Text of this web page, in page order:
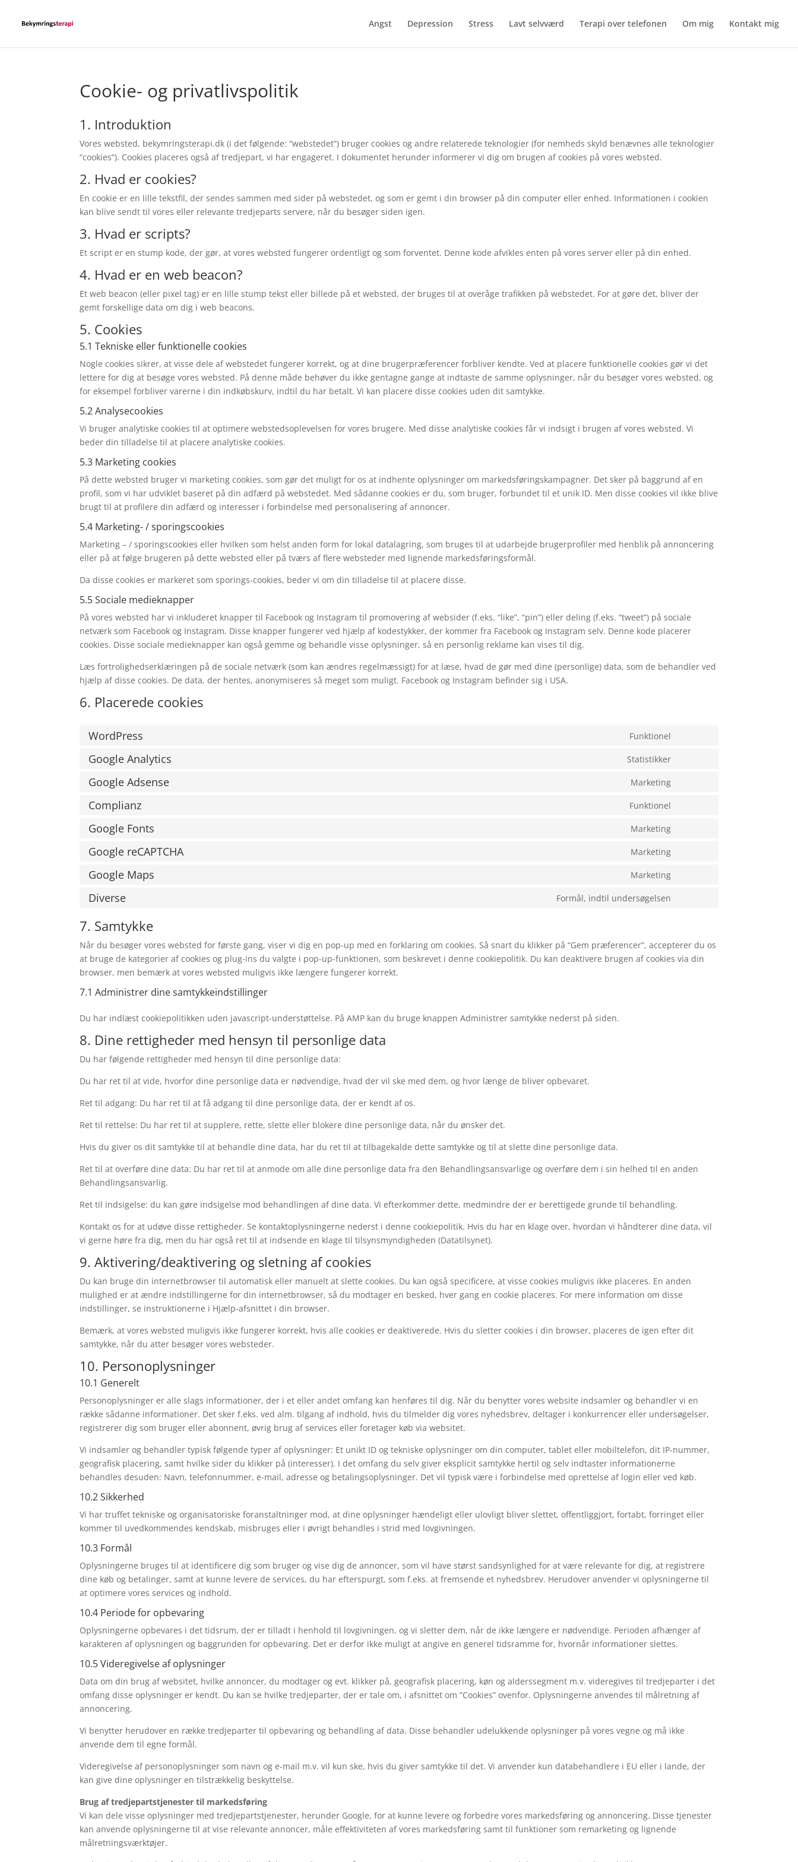
Angst Depression Stress Lavt selvværd Terapi over telefonen Om mig Kontakt mig
Cookie- og privatlivspolitik
1. Introduktion
Vores websted, bekymringsterapi.dk (i det følgende: “webstedet”) bruger cookies og andre relaterede teknologier (for nemheds skyld benævnes alle teknologier
“cookies”). Cookies placeres også af tredjepart, vi har engageret. I dokumentet herunder informerer vi dig om brugen af ​​cookies på vores websted.
2. Hvad er cookies?
En cookie er en lille tekstfil, der sendes sammen med sider på webstedet, og som er gemt i din browser på din computer eller enhed. Informationen i cookien
kan blive sendt til vores eller relevante tredjeparts servere, når du besøger siden igen.
3. Hvad er scripts?
Et script er en stump kode, der gør, at vores websted fungerer ordentligt og som forventet. Denne kode afvikles enten på vores server eller på din enhed.
4. Hvad er en web beacon?
Et web beacon (eller pixel tag) er en lille stump tekst eller billede på et websted, der bruges til at overåge trafikken på webstedet. For at gøre det, bliver der
gemt forskellige data om dig i web beacons.
5. Cookies
5.1 Tekniske eller funktionelle cookies
Nogle cookies sikrer, at visse dele af webstedet fungerer korrekt, og at dine brugerpræferencer forbliver kendte. Ved at placere funktionelle cookies gør vi det
lettere for dig at besøge vores websted. På denne måde behøver du ikke gentagne gange at indtaste de samme oplysninger, når du besøger vores websted, og
for eksempel forbliver varerne i din indkøbskurv, indtil du har betalt. Vi kan placere disse cookies uden dit samtykke.
5.2 Analysecookies
Vi bruger analytiske cookies til at optimere webstedsoplevelsen for vores brugere. Med disse analytiske cookies får vi indsigt i brugen af ​​vores websted. Vi
beder din tilladelse til at placere analytiske cookies.
5.3 Marketing cookies
På dette websted bruger vi marketing cookies, som gør det muligt for os at indhente oplysninger om markedsføringskampagner. Det sker på baggrund af en
profil, som vi har udviklet baseret på din adfærd på webstedet. Med sådanne cookies er du, som bruger, forbundet til et unik ID. Men disse cookies vil ikke blive
brugt til at profilere din adfærd og interesser i forbindelse med personalisering af annoncer.
5.4 Marketing- / sporingscookies
Marketing – / sporingscookies eller hvilken som helst anden form for lokal datalagring, som bruges til at udarbejde brugerprofiler med henblik på annoncering
eller på at følge brugeren på dette websted eller på tværs af flere websteder med lignende markedsføringsformål.
Da disse cookies er markeret som sporings-cookies, beder vi om din tilladelse til at placere disse.
5.5 Sociale medieknapper
På vores websted har vi inkluderet knapper til Facebook og Instagram til promovering af websider (f.eks. “like”, “pin”) eller deling (f.eks. “tweet”) på sociale
netværk som Facebook og Instagram. Disse knapper fungerer ved hjælp af kodestykker, der kommer fra Facebook og Instagram selv. Denne kode placerer
cookies. Disse sociale medieknapper kan også gemme og behandle visse oplysninger, så en personlig reklame kan vises til dig.
Læs fortrolighedserklæringen på de sociale netværk (som kan ændres regelmæssigt) for at læse, hvad de gør med dine (personlige) data, som de behandler ved
hjælp af disse cookies. De data, der hentes, anonymiseres så meget som muligt. Facebook og Instagram befinder sig i USA.
6. Placerede cookies
WordPress Funktionel
Google Analytics Statistikker
Google Adsense Marketing
Complianz Funktionel
Google Fonts Marketing
Google reCAPTCHA Marketing
Google Maps Marketing
Diverse Formål, indtil undersøgelsen
diverse
7. Samtykke
Når du besøger vores websted for første gang, viser vi dig en pop-up med en forklaring om cookies. Så snart du klikker på “Gem præferencer”, accepterer du os
at bruge de kategorier af cookies og plug-ins du valgte i pop-up-funktionen, som beskrevet i denne cookiepolitik. Du kan deaktivere brugen af ​​cookies via din
browser, men bemærk at vores websted muligvis ikke længere fungerer korrekt.
7.1 Administrer dine samtykkeindstillinger
Du har indlæst cookiepolitikken uden javascript-understøttelse. På AMP kan du bruge knappen Administrer samtykke nederst på siden.
8. Dine rettigheder med hensyn til personlige data
Du har følgende rettigheder med hensyn til dine personlige data:
Du har ret til at vide, hvorfor dine personlige data er nødvendige, hvad der vil ske med dem, og hvor længe de bliver opbevaret.
Ret til adgang: Du har ret til at få adgang til dine personlige data, der er kendt af os.
Ret til rettelse: Du har ret til at supplere, rette, slette eller blokere dine personlige data, når du ønsker det.
Hvis du giver os dit samtykke til at behandle dine data, har du ret til at tilbagekalde dette samtykke og til at slette dine personlige data.
Ret til at overføre dine data: Du har ret til at anmode om alle dine personlige data fra den Behandlingsansvarlige og overføre dem i sin helhed til en anden
Behandlingsansvarlig.
Ret til indsigelse: du kan gøre indsigelse mod behandlingen af ​​dine data. Vi efterkommer dette, medmindre der er berettigede grunde til behandling.
Kontakt os for at udøve disse rettigheder. Se kontaktoplysningerne nederst i denne cookiepolitik. Hvis du har en klage over, hvordan vi håndterer dine data, vil
vi gerne høre fra dig, men du har også ret til at indsende en klage til tilsynsmyndigheden (Datatilsynet).
9. Aktivering/deaktivering og sletning af cookies
Du kan bruge din internetbrowser til automatisk eller manuelt at slette cookies. Du kan også specificere, at visse cookies muligvis ikke placeres. En anden
mulighed er at ændre indstillingerne for din internetbrowser, så du modtager en besked, hver gang en cookie placeres. For mere information om disse
indstillinger, se instruktionerne i Hjælp-afsnittet i din browser.
Bemærk, at vores websted muligvis ikke fungerer korrekt, hvis alle cookies er deaktiverede. Hvis du sletter cookies i din browser, placeres de igen efter dit
samtykke, når du atter besøger vores websteder.
10. Personoplysninger
10.1 Generelt
Personoplysninger er alle slags informationer, der i et eller andet omfang kan henføres til dig. Når du benytter vores website indsamler og behandler vi en
række sådanne informationer. Det sker f.eks. ved alm. tilgang af indhold, hvis du tilmelder dig vores nyhedsbrev, deltager i konkurrencer eller undersøgelser,
registrerer dig som bruger eller abonnent, øvrig brug af services eller foretager køb via websitet.
Vi indsamler og behandler typisk følgende typer af oplysninger: Et unikt ID og tekniske oplysninger om din computer, tablet eller mobiltelefon, dit IP-nummer,
geografisk placering, samt hvilke sider du klikker på (interesser). I det omfang du selv giver eksplicit samtykke hertil og selv indtaster informationerne
behandles desuden: Navn, telefonnummer, e-mail, adresse og betalingsoplysninger. Det vil typisk være i forbindelse med oprettelse af login eller ved køb.
10.2 Sikkerhed
Vi har truffet tekniske og organisatoriske foranstaltninger mod, at dine oplysninger hændeligt eller ulovligt bliver slettet, offentliggjort, fortabt, forringet eller
kommer til uvedkommendes kendskab, misbruges eller i øvrigt behandles i strid med lovgivningen.
10.3 Formål
Oplysningerne bruges til at identificere dig som bruger og vise dig de annoncer, som vil have størst sandsynlighed for at være relevante for dig, at registrere
dine køb og betalinger, samt at kunne levere de services, du har efterspurgt, som f.eks. at fremsende et nyhedsbrev. Herudover anvender vi oplysningerne til
at optimere vores services og indhold.
10.4 Periode for opbevaring
Oplysningerne opbevares i det tidsrum, der er tilladt i henhold til lovgivningen, og vi sletter dem, når de ikke længere er nødvendige. Perioden afhænger af
karakteren af oplysningen og baggrunden for opbevaring. Det er derfor ikke muligt at angive en generel tidsramme for, hvornår informationer slettes.
10.5 Videregivelse af oplysninger
Data om din brug af websitet, hvilke annoncer, du modtager og evt. klikker på, geografisk placering, køn og alderssegment m.v. videregives til tredjeparter i det
omfang disse oplysninger er kendt. Du kan se hvilke tredjeparter, der er tale om, i afsnittet om ”Cookies” ovenfor. Oplysningerne anvendes til målretning af
annoncering.
Vi benytter herudover en række tredjeparter til opbevaring og behandling af data. Disse behandler udelukkende oplysninger på vores vegne og må ikke
anvende dem til egne formål.
Videregivelse af personoplysninger som navn og e-mail m.v. vil kun ske, hvis du giver samtykke til det. Vi anvender kun databehandlere i EU eller i lande, der
kan give dine oplysninger en tilstrækkelig beskyttelse.
Brug af tredjepartstjenester til markedsføring
Vi kan dele visse oplysninger med tredjepartstjenester, herunder Google, for at kunne levere og forbedre vores markedsføring og annoncering. Disse tjenester
kan anvende oplysningerne til at vise relevante annoncer, måle effektiviteten af vores markedsføring samt til funktioner som remarketing og lignende
målretningsværktøjer.